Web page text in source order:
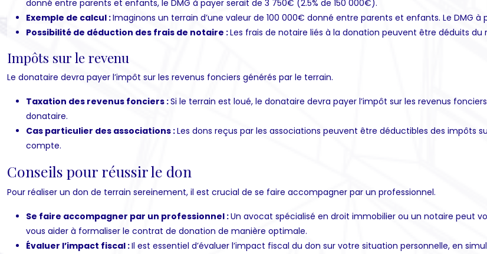
donné entre parents et enfants, le DMG à payer serait de 3 750€ (2.5% de 150 000€).
Exemple de calcul :Imaginons un terrain d’une valeur de 100 000€ donné entre parents et enfants. Le DMG à
Possibilité de déduction des frais de notaire :Les frais de notaire liés à la donation peuvent être déduits
Impôts sur le revenu
Le donataire devra payer l’impôt sur les revenus fonciers générés par le terrain.
Taxation des revenus fonciers :Si le terrain est loué, le donataire devra payer l’impôt sur les revenus
donataire.
Cas particulier des associations :Les dons reçus par les associations peuvent être déductibles des impôts
compte.
Conseils pour réussir le don
Pour réaliser un don de terrain sereinement, il est crucial de se faire accompagner par un professionnel.
Se faire accompagner par un professionnel :Un avocat spécialisé en droit immobilier ou un notaire peut
vous aider à formaliser le contrat de donation de manière optimale.
Évaluer l’impact fiscal :Il est essentiel d’évaluer l’impact fiscal du don sur votre situation personnelle, en